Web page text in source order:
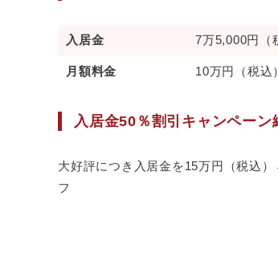
入居金 7万5,000円（
月額料金 10万円（税込）
入居金50％割引キャンペーン
大好評につき入居金を15万円（税込
フ